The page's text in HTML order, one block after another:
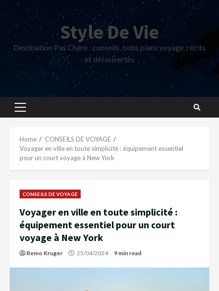
to
Style De Vie
Destination Pas Chère : conseils, bons plans voyage, récits
et découvertes
Primary
Home
CONSEILS DE VOYAGE
Voyager en ville en toute simplicité : équipement essentiel
pour un court voyage à New York
CONSEILS DE VOYAGE
Voyager en ville en toute simplicité :
équipement essentiel pour un court
voyage à New York
Remo Kruger 25/04/2024 9 min read